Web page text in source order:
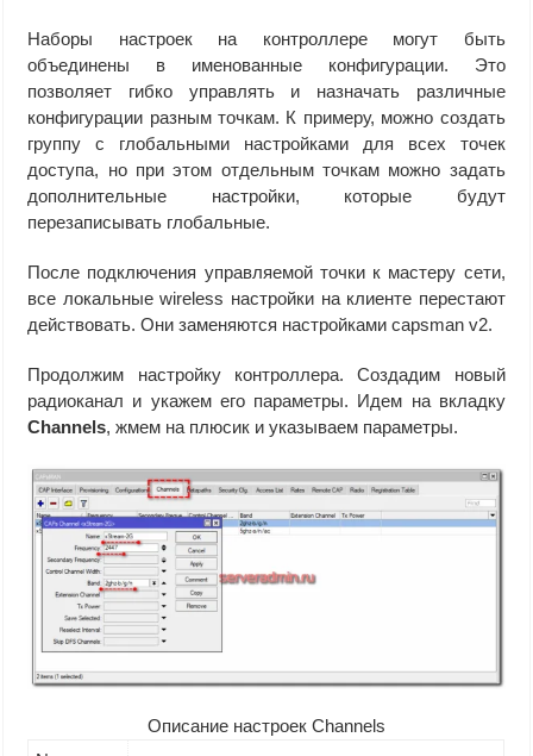
Наборы настроек на контроллере могут быть
объединены в именованные конфигурации. Это
позволяет гибко управлять и назначать различные
конфигурации разным точкам. К примеру, можно создать
группу с глобальными настройками для всех точек
доступа, но при этом отдельным точкам можно задать
дополнительные настройки, которые будут
перезаписывать глобальные.
После подключения управляемой точки к мастеру сети,
все локальные wireless настройки на клиенте перестают
действовать. Они заменяются настройками capsman v2.
Продолжим настройку контроллера. Создадим новый
радиоканал и укажем его параметры. Идем на вкладку
Channels, жмем на плюсик и указываем параметры.
Описание настроек Channels